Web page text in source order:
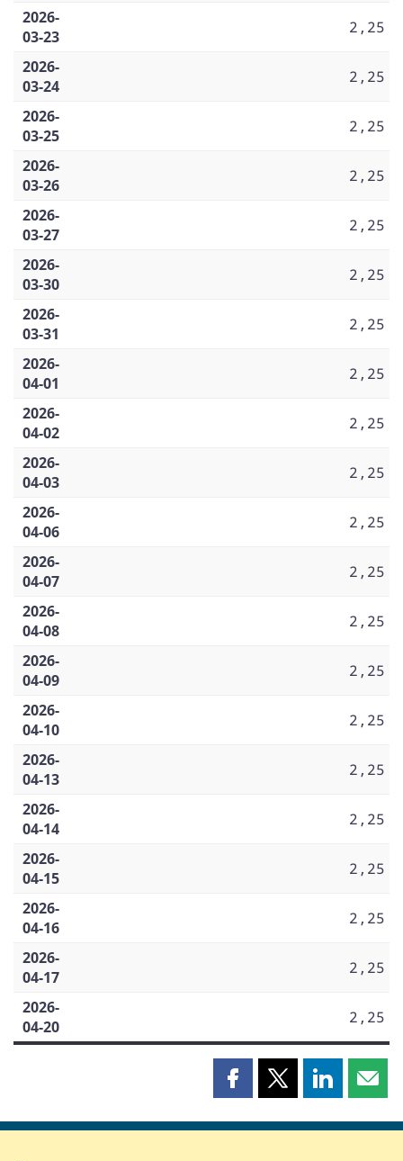
2026-
03-23
2,25
2026-
03-24
2,25
2026-
03-25
2,25
2026-
03-26
2,25
2026-
03-27
2,25
2026-
03-30
2,25
2026-
03-31
2,25
2026-
04-01
2,25
2026-
04-02
2,25
2026-
04-03
2,25
2026-
04-06
2,25
2026-
04-07
2,25
2026-
04-08
2,25
2026-
04-09
2,25
2026-
04-10
2,25
2026-
04-13
2,25
2026-
04-14
2,25
2026-
04-15
2,25
2026-
04-16
2,25
2026-
04-17
2,25
2026-
04-20
2,25
Partager
page
Partager
page
Partager
page page